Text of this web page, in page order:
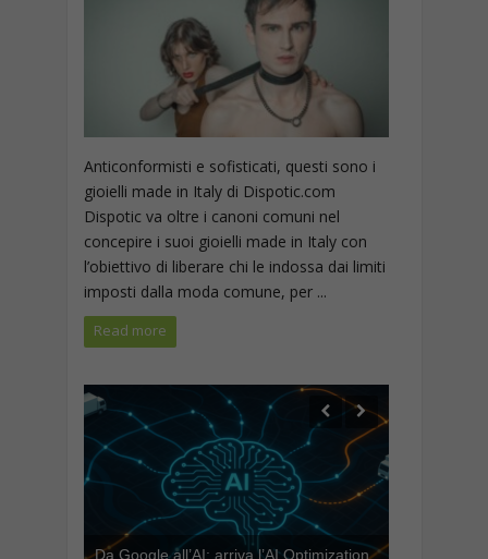
Anticonformisti e sofisticati, questi sono i
gioielli made in Italy di Dispotic.com
Dispotic va oltre i canoni comuni nel
concepire i suoi gioielli made in Italy con
l’obiettivo di liberare chi le indossa dai limiti
imposti dalla moda comune, per ...
Read more
Da Google all’AI: arriva l’AI Optimization,